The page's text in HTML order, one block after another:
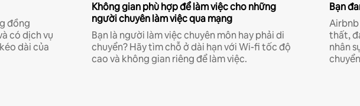
đồng
có dịch vụ
dài của
Không gian phù hợp để làm việc cho những
người chuyên làm việc qua mạng
Bạn là người làm việc chuyên môn hay phải di
chuyển? Hãy tìm chỗ ở dài hạn với Wi-fi tốc độ
cao và không gian riêng để làm việc.
Bạn
Airbnb
thất,
nhân